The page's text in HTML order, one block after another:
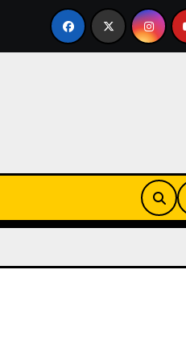
El primer tour de la